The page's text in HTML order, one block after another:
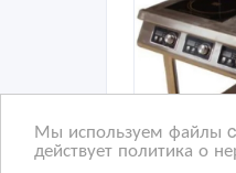
Мы используем файлы
действует политика о